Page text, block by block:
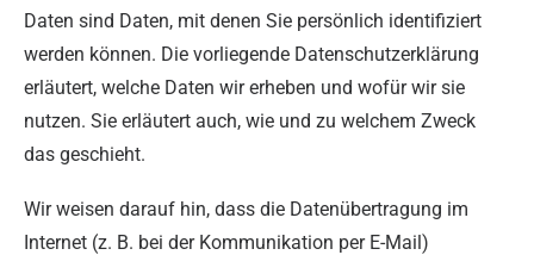
Daten sind Daten, mit denen Sie persönlich identifiziert
werden können. Die vorliegende Datenschutzerklärung
erläutert, welche Daten wir erheben und wofür wir sie
nutzen. Sie erläutert auch, wie und zu welchem Zweck
das geschieht.
Wir weisen darauf hin, dass die Datenübertragung im
Internet (z. B. bei der Kommunikation per E-Mail)